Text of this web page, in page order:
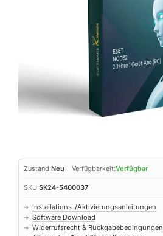
Zustand:Neu Verfügbarkeit:Verfügbar
SKU:SK24-5400037
➜ Installations-/Aktivierungsanleitungen
➜ Software Download
➜ Widerrufsrecht & Rückgabebedingungen